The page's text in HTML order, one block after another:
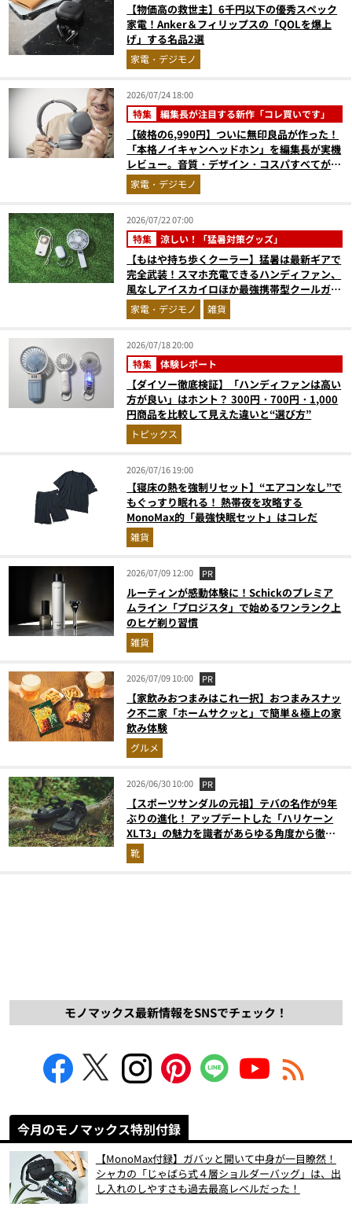
【物価高の救世主】6千円以下の優秀スペック
家電！Anker＆フィリップスの「QOLを爆上
げ」する名品2選
家電・デジモノ
2026/07/24 18:00
特集 編集長が注目する新作「コレ買いです」
【破格の6,990円】ついに無印良品が作った！
「本格ノイキャンヘッドホン」を編集長が実機
レビュー。音質・デザイン・コスパすべてが大
正解だった『コレ買いです』Vol.171
家電・デジモノ
2026/07/22 07:00
特集 涼しい！「猛暑対策グッズ」
【もはや持ち歩くクーラー】猛暑は最新ギアで
完全武装！スマホ充電できるハンディファン、
風なしアイスカイロほか最強携帯型クールガジ
ェット4選
家電・デジモノ 雑貨
2026/07/18 20:00
特集 体験レポート
【ダイソー徹底検証】「ハンディファンは高い
方が良い」はホント？ 300円・700円・1,000
円商品を比較して見えた違いと“選び方”
トピックス
2026/07/16 19:00
【寝床の熱を強制リセット】“エアコンなし”で
もぐっすり眠れる！ 熱帯夜を攻略する
MonoMax的「最強快眠セット」はコレだ
雑貨
2026/07/09 12:00 PR
ルーティンが感動体験に！Schickのプレミア
ムライン「プロジスタ」で始めるワンランク上
のヒゲ剃り習慣
雑貨
2026/07/09 10:00 PR
【家飲みおつまみはこれ一択】おつまみスナッ
ク不二家「ホームサクッと」で簡単＆極上の家
飲み体験
グルメ
2026/06/30 10:00 PR
【スポーツサンダルの元祖】テバの名作が9年
ぶりの進化！ アップデートした「ハリケーン
XLT3」の魅力を識者があらゆる角度から徹底
解説！
靴
モノマックス最新情報をSNSでチェック！
今月のモノマックス特別付録
【MonoMax付録】ガバッと開いて中身が一目瞭然！
シャカの「じゃばら式４層ショルダーバッグ」は、出
し入れのしやすさも過去最高レベルだった！